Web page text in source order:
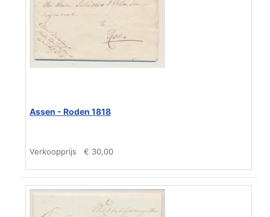
Assen - Roden 1818
Verkoopprijs € 30,00